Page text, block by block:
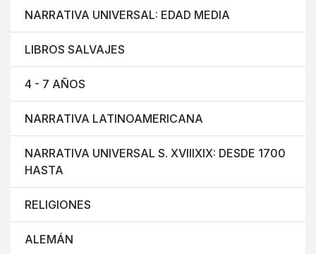
NARRATIVA UNIVERSAL: EDAD MEDIA
LIBROS SALVAJES
4 - 7 AÑOS
NARRATIVA LATINOAMERICANA
NARRATIVA UNIVERSAL S. XVIIIXIX: DESDE 1700
HASTA
RELIGIONES
ALEMÁN